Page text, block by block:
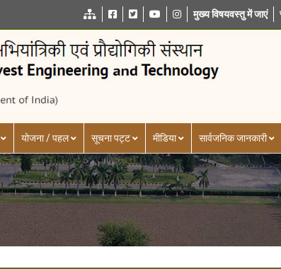
मुख्य विषयवस्तु में जाएं
योजना / पहल सूचना पट्ट मीडिया सार्वजनिक जानकारी